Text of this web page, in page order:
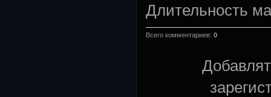
Длительность
Всего комментариев: 0